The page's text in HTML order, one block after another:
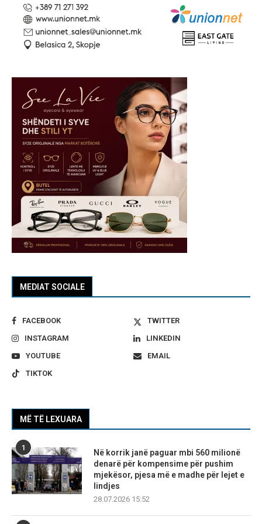
MEDIAT SOCIALE
FACEBOOK
TWITTER
INSTAGRAM
LINKEDIN
YOUTUBE
EMAIL
TIKTOK
MË TË LEXUARA
1
Në korrik janë paguar mbi 560 milionë
denarë për kompensime për pushim
mjekësor, pjesa më e madhe për lejet e
lindjes
28.07.2026 15:52